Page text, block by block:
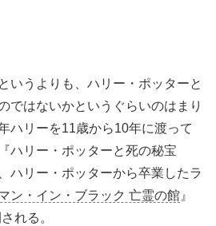
いうよりも、ハリー・ポッターと
ではないかというぐらいのはまり
ハリーを11歳から10年に渡って
ハリー・ポッターと死の秘宝
ハリー・ポッターから卒業したラ
ン・イン・ブラック 亡霊の館 』
れる。